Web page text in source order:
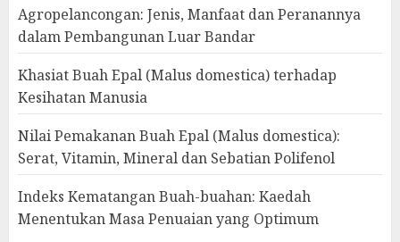
Agropelancongan: Jenis, Manfaat dan Peranannya
dalam Pembangunan Luar Bandar
Khasiat Buah Epal (Malus domestica) terhadap
Kesihatan Manusia
Nilai Pemakanan Buah Epal (Malus domestica):
Serat, Vitamin, Mineral dan Sebatian Polifenol
Indeks Kematangan Buah-buahan: Kaedah
Menentukan Masa Penuaian yang Optimum